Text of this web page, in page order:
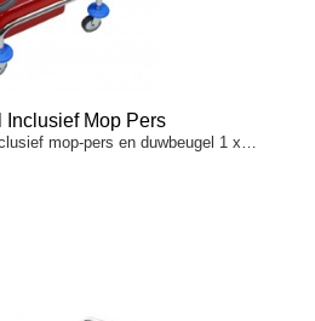
Mop Pers
mop-pers en duwbeugel 1 x…